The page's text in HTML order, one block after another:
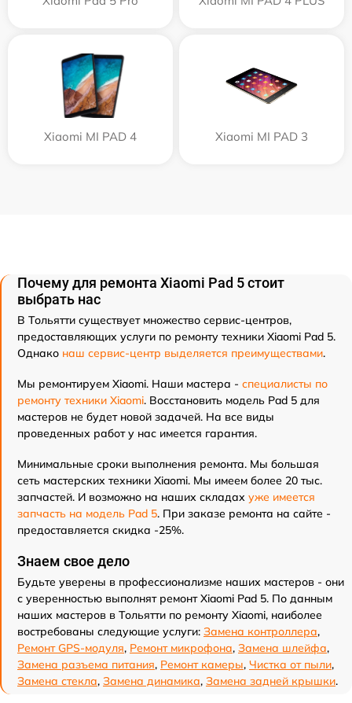
Xiaomi MI PAD 4 Xiaomi MI PAD 3
Почему для ремонта Xiaomi Pad 5 стоит
выбрать нас
В Тольятти существует множество сервис-центров,
предоставляющих услуги по ремонту техники Xiaomi Pad 5.
Однако наш сервис-центр выделяется преимуществами.
Мы ремонтируем Xiaomi. Наши мастера - специалисты по
ремонту техники Xiaomi. Восстановить модель Pad 5 для
мастеров не будет новой задачей. На все виды
проведенных работ у нас имеется гарантия.
Минимальные сроки выполнения ремонта. Мы большая
сеть мастерских техники Xiaomi. Мы имеем более 20 тыс.
запчастей. И возможно на наших складах уже имеется
запчасть на модель Pad 5. При заказе ремонта на сайте -
предоставляется скидка -25%.
Знаем свое дело
Будьте уверены в профессионализме наших мастеров - они
с уверенностью выполнят ремонт Xiaomi Pad 5. По данным
наших мастеров в Тольятти по ремонту Xiaomi, наиболее
востребованы следующие услуги: Замена контроллера,
Ремонт GPS-модуля, Ремонт микрофона, Замена шлейфа,
Замена разъема питания, Ремонт камеры, Чистка от пыли,
Замена стекла, Замена динамика, Замена задней крышки.